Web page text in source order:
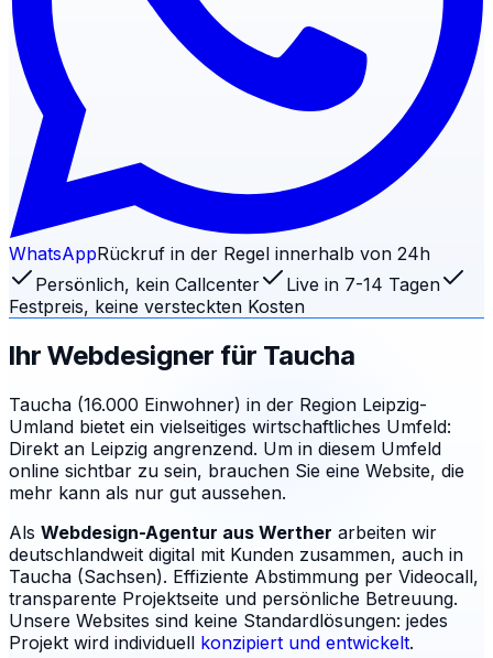
WhatsAppRückruf in der Regel innerhalb von 24h
Persönlich, kein Callcenter
Live in 7-14 Tagen
Festpreis, keine versteckten Kosten
Ihr Webdesigner für Taucha
Taucha (16.000 Einwohner) in der Region Leipzig-
Umland bietet ein vielseitiges wirtschaftliches Umfeld:
Direkt an Leipzig angrenzend. Um in diesem Umfeld
online sichtbar zu sein, brauchen Sie eine Website, die
mehr kann als nur gut aussehen.
Als Webdesign-Agentur aus Werther arbeiten wir
deutschlandweit digital mit Kunden zusammen, auch in
Taucha (Sachsen). Effiziente Abstimmung per Videocall,
transparente Projektseite und persönliche Betreuung.
Unsere Websites sind keine Standardlösungen: jedes
Projekt wird individuell konzipiert und entwickelt.